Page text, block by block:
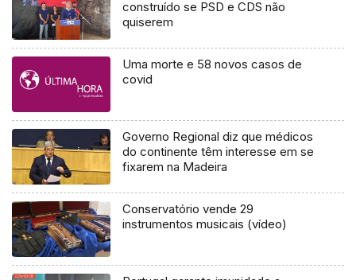
construído se PSD e CDS não
quiserem
Uma morte e 58 novos casos de
covid
Governo Regional diz que médicos
do continente têm interesse em se
fixarem na Madeira
Conservatório vende 29
instrumentos musicais (vídeo)